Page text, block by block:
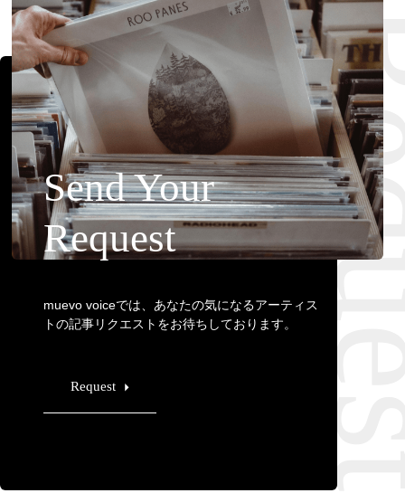
Send Your
Request
muevo voiceでは、あなたの気になるアーティス
トの記事リクエストをお待ちしております。
Request